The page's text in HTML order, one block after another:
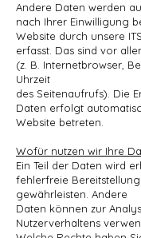
Andere Daten werden
nach Ihrer Einwilligung
Website durch unsere
erfasst. Das sind vor
(z. B. Internetbrowser,
Uhrzeit
des Seitenaufrufs). Die
Daten erfolgt
Website betreten.
Wofür nutzen wir Ihre
Ein Teil der Daten wird
fehlerfreie
gewährleisten. Andere
Daten können zur
Nutzerverhaltens